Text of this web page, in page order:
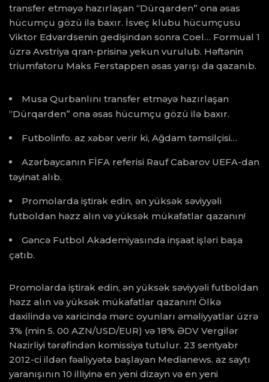
transfer etməyə hazırlaşan “Dürqarden” ona əsas
hücumçu gözü ilə baxır. İsveç klubu hücumçusu
Viktor Edvardsenin gedişindən sonra Coel… Formual 1
üzrə Avstriya qran-prisinə yekun vurulub. Həftənin
triumfatoru Maks Ferstappen əsas yarışı da qazanıb.
Musa Qurbanlını transfer etməyə hazırlaşan
“Dürqarden” ona əsas hücumçu gözü ilə baxır.
Futbolinfo. az xəbər verir ki, Ağdam təmsilçisi…
Azərbaycanın FİFA referisi Rauf Cabarov UEFA-dan
təyinat alıb.
Promolarda iştirak edin, ən yüksək səviyyəli
futboldan həzz alın və yüksək mükafatlar qazanın!
Gəncə Futbol Akademiyasında inşaat işləri başa
çatıb.
Promolarda iştirak edin, ən yüksək səviyyəli futboldan
həzz alın və yüksək mükafatlar qazanın! Ölkə
daxilində və xaricində mərc oyunları əməliyyatlar üzrə
3% (min 5. 00 AZN/USD/EUR) və 18% ƏDV Vergilər
Nazirliyi tərəfindən komissiya tutulur. 23 sentyabr
2012-ci ildən fəaliyyətə başlayan Medianews. az saytı
yaranışının 10 illiyinə en yeni dizayn və en yeni